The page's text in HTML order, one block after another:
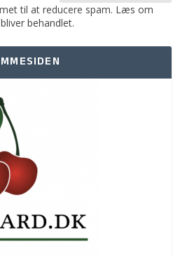
til at reducere spam. Læs om
behandlet.